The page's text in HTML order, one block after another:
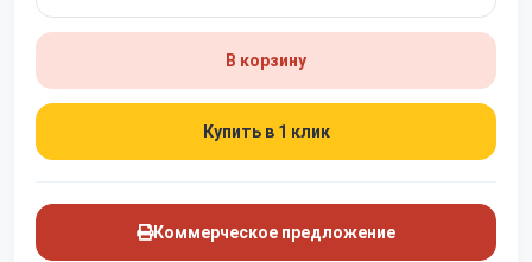
В корзину
Купить в 1 клик
Коммерческое предложение